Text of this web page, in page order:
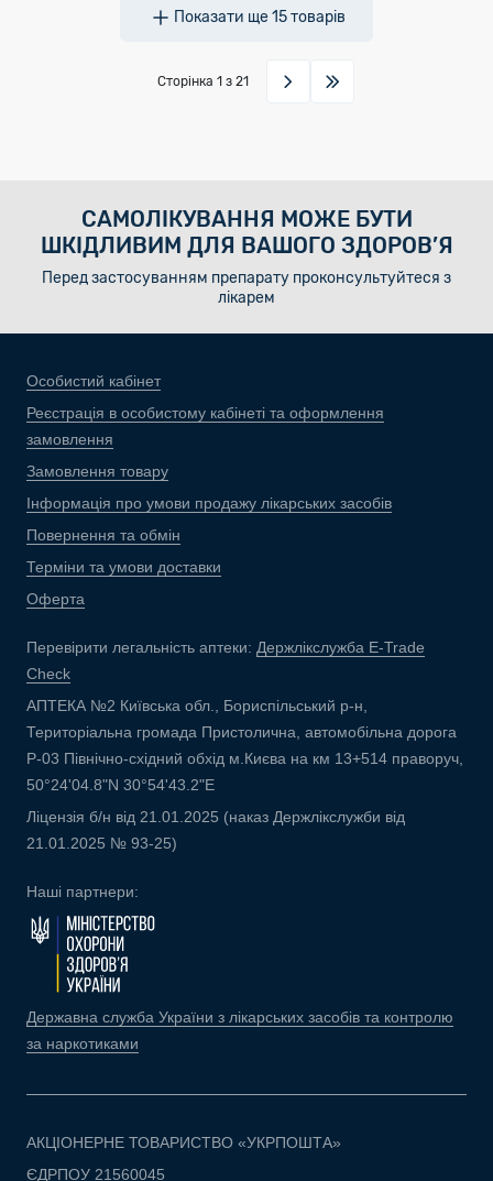
Показати ще15товарів
Сторінка 1 з 21
САМОЛІКУВАННЯ МОЖЕ БУТИ
ШКІДЛИВИМ ДЛЯ ВАШОГО ЗДОРОВ’Я
Перед застосуванням препарату проконсультуйтеся з
лікарем
Особистий кабінет
Реєстрація в особистому кабінеті та оформлення
замовлення
Замовлення товару
Інформація про умови продажу лікарських засобів
Повернення та обмін
Терміни та умови доставки
Оферта
Перевірити легальність аптеки: Держлікслужба E-Trade
Check
АПТЕКА №2 Київська обл., Бориспільський р-н,
Територіальна громада Пристолична, автомобільна дорога
Р-03 Північно-східний обхід м.Києва на км 13+514 праворуч,
50°24'04.8"N 30°54'43.2"E
Ліцензія б/н від 21.01.2025 (наказ Держлікслужби від
21.01.2025 № 93-25)
Наші партнери:
Державна служба України з лікарських засобів та контролю
за наркотиками
АКЦІОНЕРНЕ ТОВАРИСТВО «УКРПОШТА»
ЄДРПОУ 21560045